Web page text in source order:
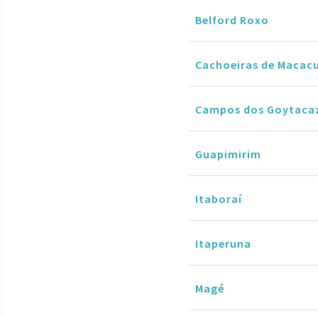
Belford Roxo
Cachoeiras de Macacu
Campos dos
Guapimirim
Itaboraí
Itaperuna
Magé